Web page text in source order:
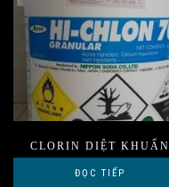
CLORIN DIỆT KHUẨN
ĐỌC TIẾP